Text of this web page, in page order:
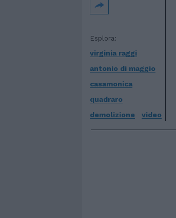
Esplora:
virginia raggi
antonio di maggio
casamonica
quadraro
demolizione
video